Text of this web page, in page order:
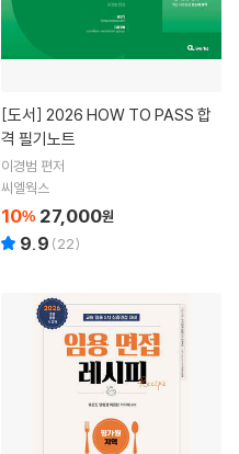
[도서]
격 필기노트
이경범 편저
씨엘웍스
10% 27,000원
9.9 (22)